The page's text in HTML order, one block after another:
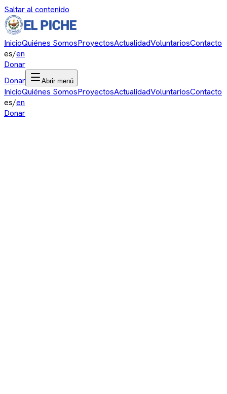
Saltar al contenido
InicioQuiénes SomosProyectosActualidadVoluntariosContacto
es/en
Donar
Donar
Abrir menú
InicioQuiénes SomosProyectosActualidadVoluntariosContacto
es/en
Donar